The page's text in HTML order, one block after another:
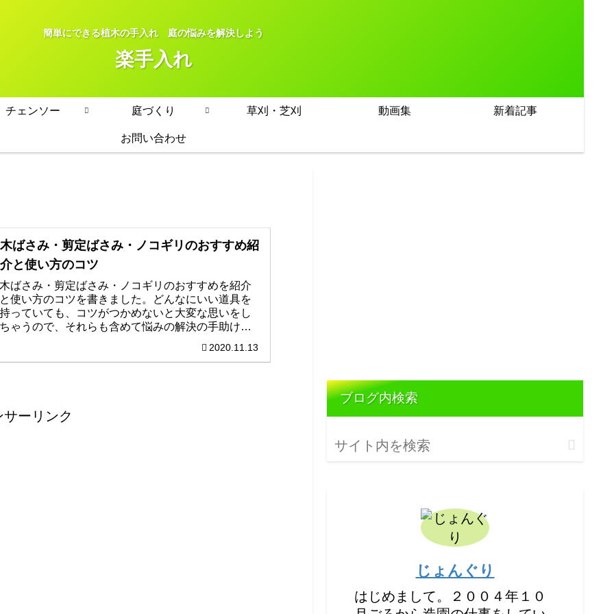
簡単にできる植木の手入れ 庭の悩みを解決しよう
楽手入れ
チェンソー 庭づくり 草刈・芝刈 動画集 新着記事
お問い合わせ
木ばさみ・剪定ばさみ・ノコギリのおすすめ紹
介と使い方のコツ
木ばさみ・剪定ばさみ・ノコギリのおすすめを紹介
と使い方のコツを書きました。どんなにいい道具を
持っていても、コツがつかめないと大変な思いをし
ちゃうので、それらも含めて悩みの解決の手助けに
2020.11.13
サーリンク
ブログ内検索
じょんぐり
はじめまして。２００４年１０